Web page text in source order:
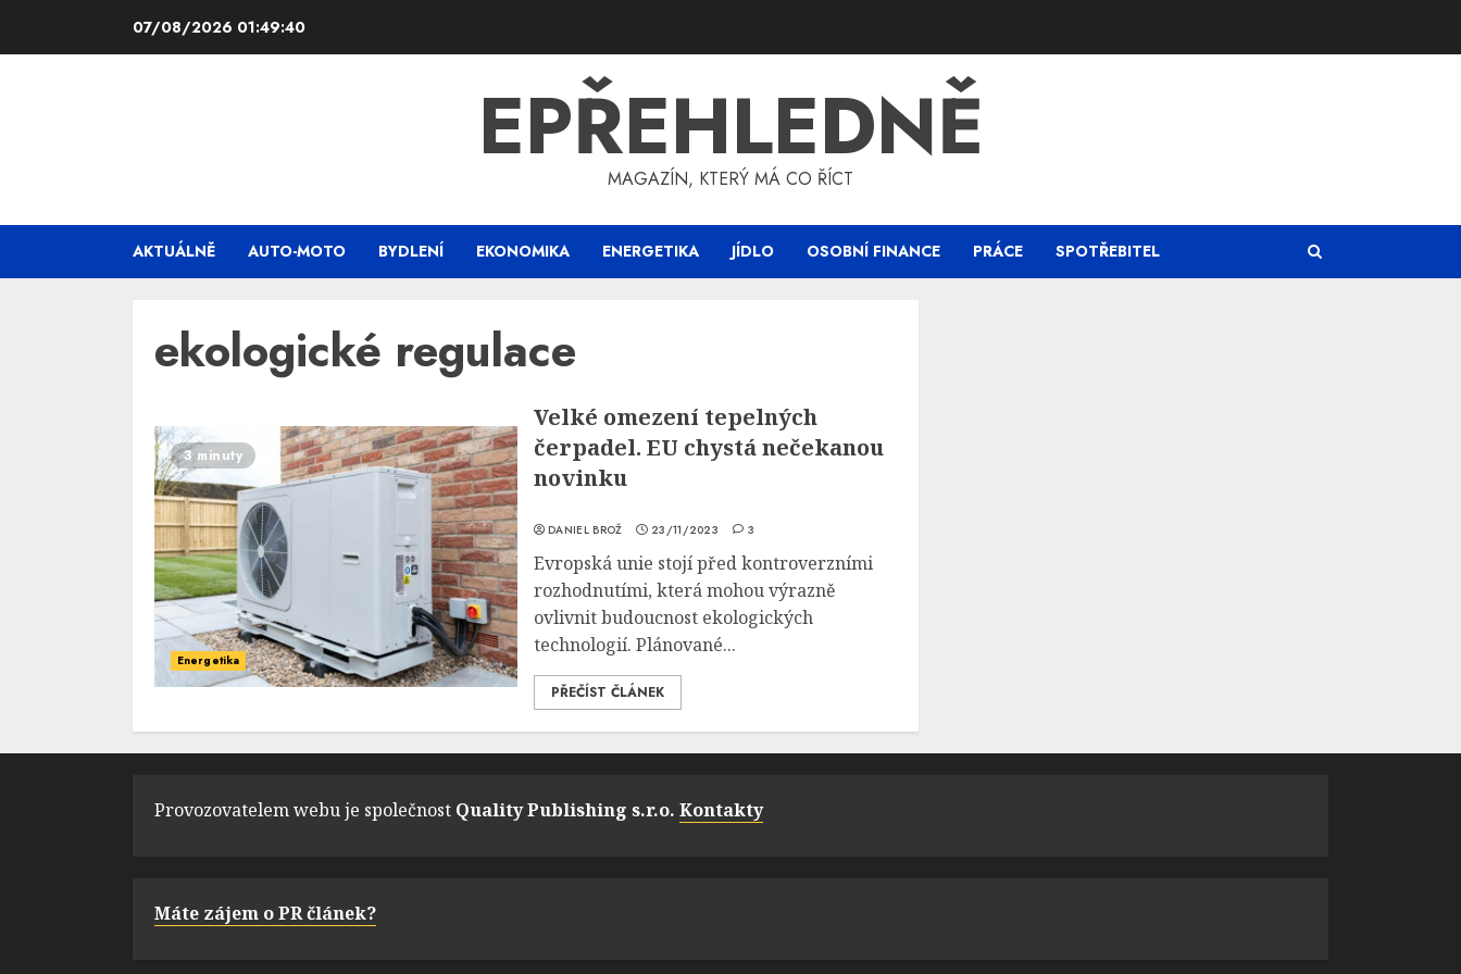
07/08/2026 01:49:40
EPŘEHLEDNĚ
MAGAZÍN, KTERÝ MÁ CO ŘÍCT
AKTUÁLNĚ AUTO-MOTO BYDLENÍ EKONOMIKA ENERGETIKA JÍDLO OSOBNÍ FINANCE PRÁCE SPOTŘEBITEL
ekologické regulace
3 minuty
Energetika
Velké omezení tepelných
čerpadel. EU chystá nečekanou
novinku
DANIEL BROŽ 23/11/2023 3
Evropská unie stojí před kontroverzními
rozhodnutími, která mohou výrazně
ovlivnit budoucnost ekologických
technologií. Plánované...
PŘEČÍST ČLÁNEK
Provozovatelem webu je společnost Quality Publishing s.r.o. Kontakty
Máte zájem o PR článek?